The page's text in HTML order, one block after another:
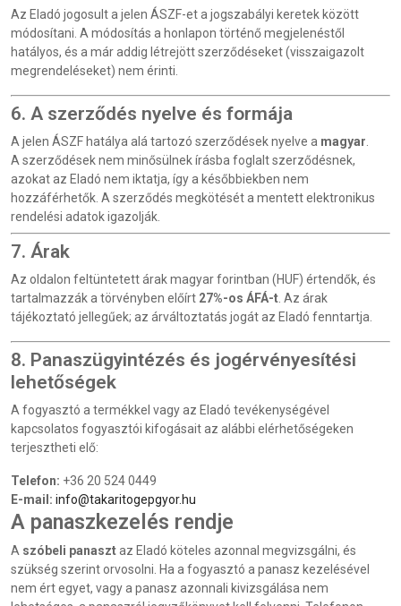
Az Eladó jogosult a jelen ÁSZF-et a jogszabályi keretek között
módosítani. A módosítás a honlapon történő megjelenéstől
hatályos, és a már addig létrejött szerződéseket (visszaigazolt
megrendeléseket) nem érinti.
6. A szerződés nyelve és formája
A jelen ÁSZF hatálya alá tartozó szerződések nyelve a magyar
A szerződések nem minősülnek írásba foglalt szerződésnek,
azokat az Eladó nem iktatja, így a későbbiekben nem
hozzáférhetők. A szerződés megkötését a mentett elektronikus
rendelési adatok igazolják.
7. Árak
Az oldalon feltüntetett árak magyar forintban (HUF) értendők, és
tartalmazzák a törvényben előírt 27%-os ÁFÁ-t . Az árak
tájékoztató jellegűek; az árváltoztatás jogát az Eladó fenntartja.
8. Panaszügyintézés és jogérvényesítési
lehetőségek
A fogyasztó a termékkel vagy az Eladó tevékenységével
kapcsolatos fogyasztói kifogásait az alábbi elérhetőségeken
terjesztheti elő:
Telefon: +36 20 524 0449
E-mail: info@takaritogepgyor.hu
A panaszkezelés rendje
A szóbeli panasztaz Eladó köteles azonnal megvizsgálni, és
szükség szerint orvosolni. Ha a fogyasztó a panasz kezelésével
nem ért egyet, vagy a panasz azonnali kivizsgálása nem